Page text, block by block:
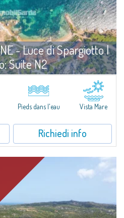
- Luce di Spargiotto |
Suite N2
Vendita
a pochi passi dal mare. Collocata al
dalla spiaggia, l'Unità N2 delle Porto
funzionali e...
Pieds dans l'eau Vista Mare
Richiedi info